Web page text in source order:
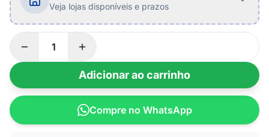
Veja lojas disponíveis e prazos
Adicionar ao carrinho
Compre no WhatsApp